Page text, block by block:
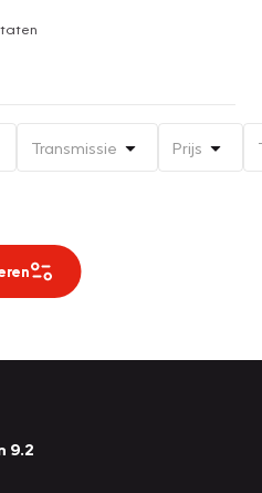
Transmissie Prijs
9.2